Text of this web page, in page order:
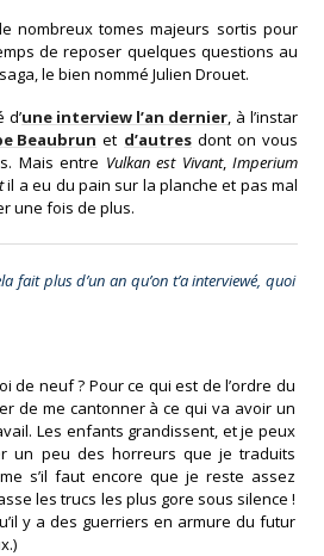
nombreux tomes majeurs sortis pour
de reposer quelques questions au
le bien nommé Julien Drouet.
une interview l’an dernier, à l’instar
Beaubrun et d’autresdont on vous
Mais entre Vulkan est Vivant,Imperium
il a eu du pain sur la planche et pas mal
une fois de plus.
fait plus d’un an qu’on t’a interviewé, quoi
de neuf ? Pour ce qui est de l’ordre du
de me cantonner à ce qui va avoir un
Les enfants grandissent, et je peux
un peu des horreurs que je traduits
s’il faut encore que je reste assez
les trucs les plus gore sous silence !
y a des guerriers en armure du futur